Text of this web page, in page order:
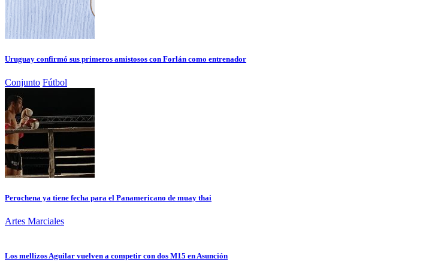
Uruguay confirmó sus primeros amistosos con Forlán como entrenador
Conjunto Fútbol
Perochena ya tiene fecha para el Panamericano de muay thai
Artes Marciales
Los mellizos Aguilar vuelven a competir con dos M15 en Asunción